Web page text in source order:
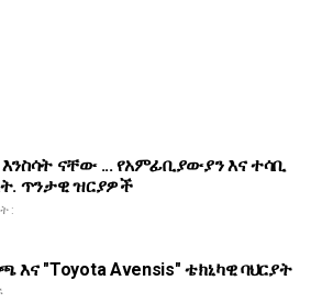
ናቸው ... የአምፊቢያውያን እና ተሳቢ
ጥንታዊ ዝርያዎች
እና "Toyota Avensis" ቴክኒካዊ ባህርያት